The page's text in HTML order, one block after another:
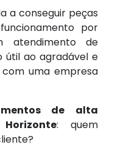
a conseguir peças
por
atendimento de
útil ao agradável e
uma empresa
de alta
: quem